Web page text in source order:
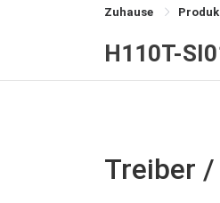
Zuhause
H110T-
Treiber /